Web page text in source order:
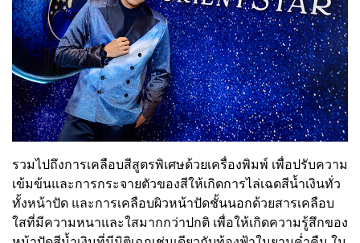
รวมไปถึงการเคลือบสีสูตรพิเศษด้วยเครื่องพิมพ์ เพื่อปรับความ
เข้มข้นและการกระจายตัวของสีให้เกิดการไล่เฉดสีน้ำเงินทั่ว
ทั้งหน้าปัด และการเคลือบผิวหน้าปัดชั้นนอกด้วยสารเคลือบ
ใสที่มีความหนาและใสมากกว่าปกติ เพื่อให้เกิดความรู้สึกของ